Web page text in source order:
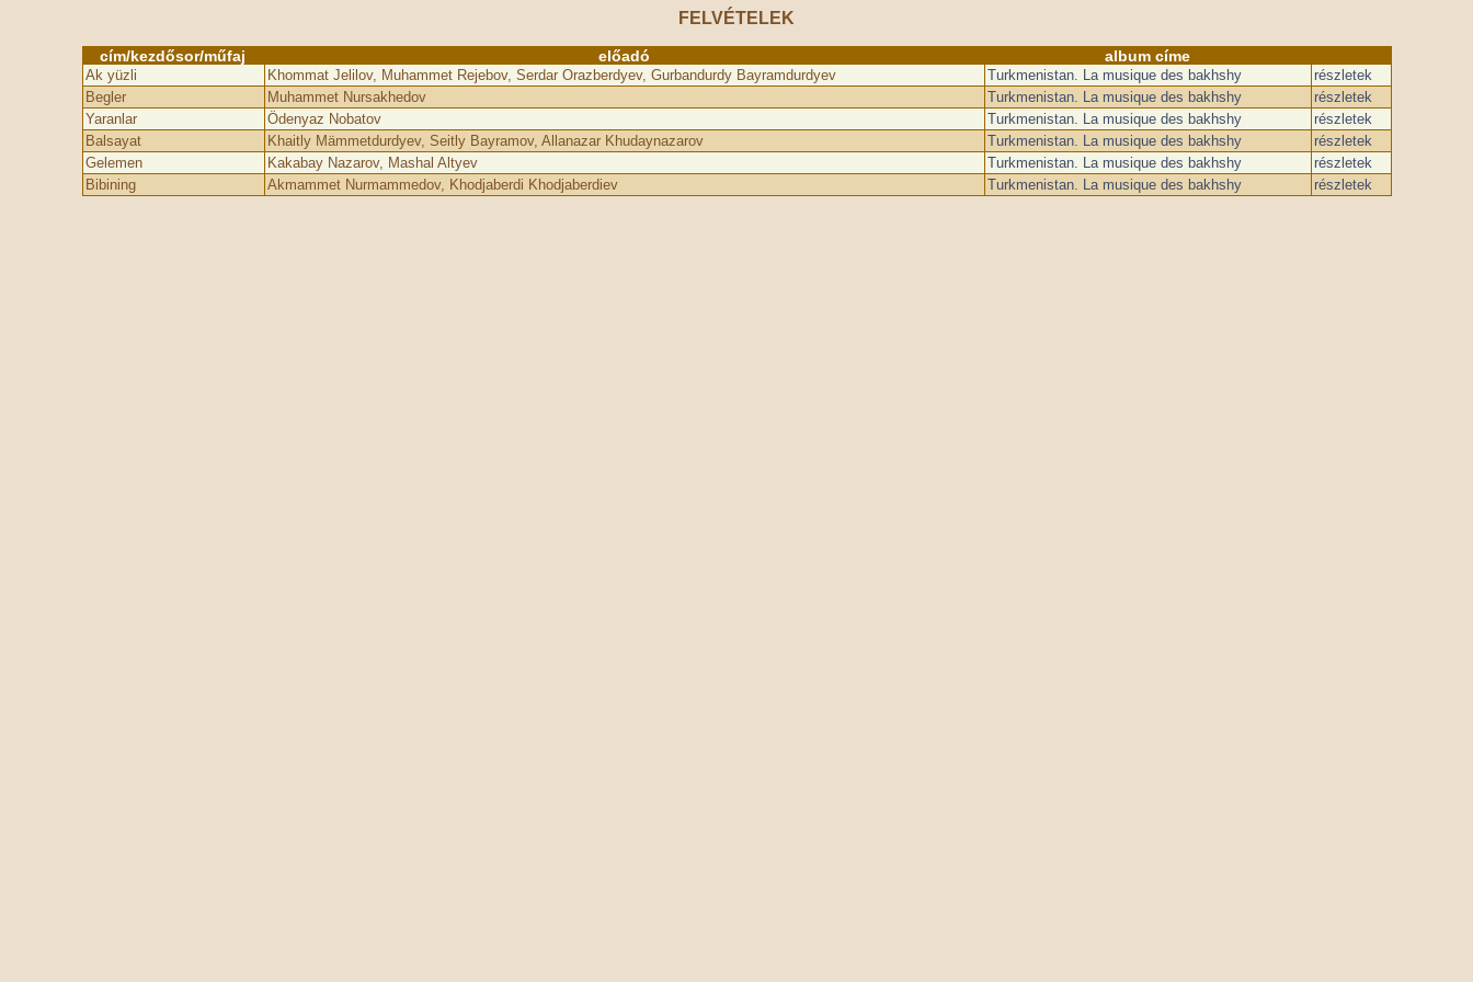
FELVÉTELEK
cím/kezdősor/műfaj előadó album címe
Ak yüzli Khommat Jelilov, Muhammet Rejebov, Serdar Orazberdyev, Gurbandurdy Bayramdurdyev Turkmenistan. La musique des bakhshy
részletek
Begler
Muhammet Nursakhedov Turkmenistan. La musique des bakhshy
részletek
Yaranlar
Ödenyaz Nobatov Turkmenistan. La musique des bakhshy
részletek
Balsayat
Khaitly Mämmetdurdyev, Seitly Bayramov, Allanazar Khudaynazarov Turkmenistan. La musique des bakhshy
részletek
Gelemen
Kakabay Nazarov, Mashal Altyev Turkmenistan. La musique des bakhshy
részletek
Bibining
Akmammet Nurmammedov, Khodjaberdi Khodjaberdiev Turkmenistan. La musique des bakhshy részletek